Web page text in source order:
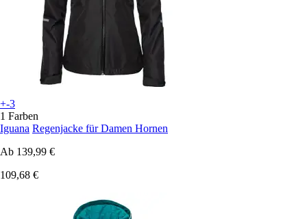
+-3
1 Farben
Iguana Regenjacke für Damen Hornen
Ab 139,99 €
109,68 €